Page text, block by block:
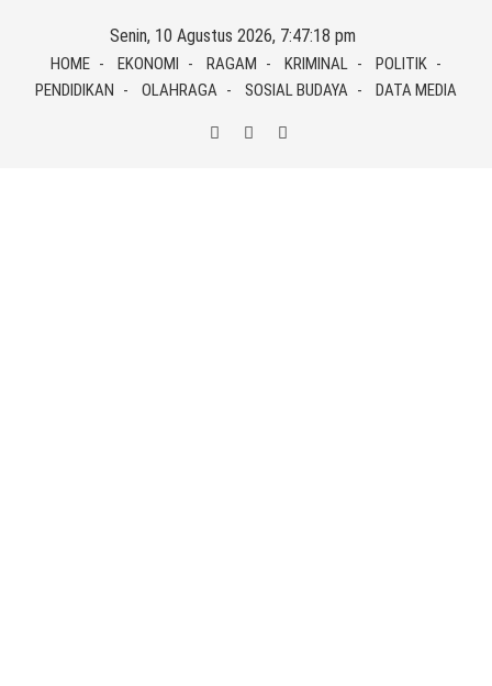
content
Senin, 10 Agustus 2026, 7:47:18 pm
HOME EKONOMI RAGAM KRIMINAL
POLITIK
PENDIDIKAN
OLAHRAGA SOSIAL BUDAYA DATA MEDIA